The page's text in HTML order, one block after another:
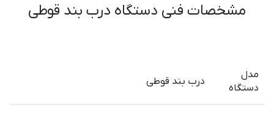
مشخصات فنی دستگاه درب بند قوطی
مدل
دستگاه
درب بند قوطی